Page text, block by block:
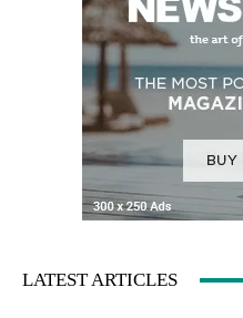
LATEST ARTICLES